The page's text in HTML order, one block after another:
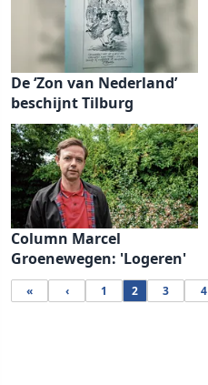
De ‘Zon van Nederland’
beschijnt Tilburg
Column Marcel
Groenewegen: 'Logeren'
« ‹ 1 2 3 4